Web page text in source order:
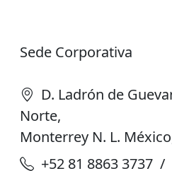
Sede Corporativa
D. Ladrón de
Norte,
Monterrey N. L.
+52 81 8863 3737 /